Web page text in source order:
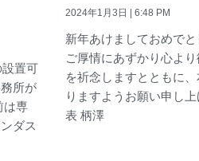
置可
所が
は専
ダス
2024年1月3日 6:48 PM
新年あけましておめで
ご厚情にあずかり心よ
を祈念しますとともに
りますようお願い申し
表 柄澤